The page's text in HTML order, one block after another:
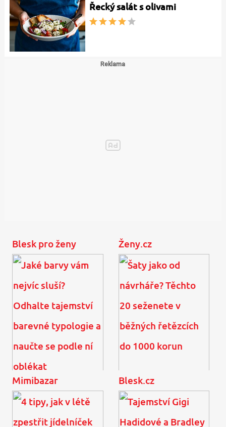
Řecký salát s olivami
Blesk pro ženy
Jaké barvy vám nejvíc
sluší? Odhalte tajemství
barevné typologie a
Ženy.cz
Šaty jako od návrháře?
Těchto 20 seženete v
běžných řetězcích do
Mimibazar Blesk.cz